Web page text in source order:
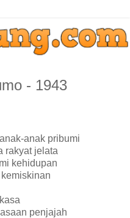
- 1943
anak pribumi
rakyat jelata
kehidupan
penjajah